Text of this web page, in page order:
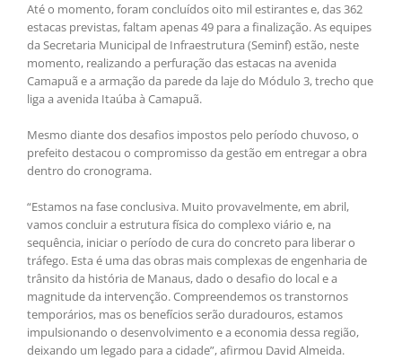
Até o momento, foram concluídos oito mil estirantes e, das 362
estacas previstas, faltam apenas 49 para a finalização. As equipes
da Secretaria Municipal de Infraestrutura (Seminf) estão, neste
momento, realizando a perfuração das estacas na avenida
Camapuã e a armação da parede da laje do Módulo 3, trecho que
liga a avenida Itaúba à Camapuã.
Mesmo diante dos desafios impostos pelo período chuvoso, o
prefeito destacou o compromisso da gestão em entregar a obra
dentro do cronograma.
“Estamos na fase conclusiva. Muito provavelmente, em abril,
vamos concluir a estrutura física do complexo viário e, na
sequência, iniciar o período de cura do concreto para liberar o
tráfego. Esta é uma das obras mais complexas de engenharia de
trânsito da história de Manaus, dado o desafio do local e a
magnitude da intervenção. Compreendemos os transtornos
temporários, mas os benefícios serão duradouros, estamos
impulsionando o desenvolvimento e a economia dessa região,
deixando um legado para a cidade”, afirmou David Almeida.